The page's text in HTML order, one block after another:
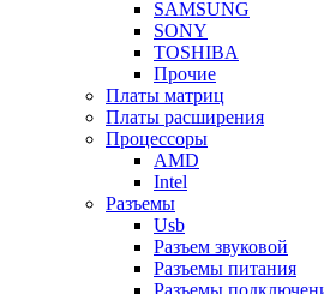
SAMSUNG
SONY
TOSHIBA
Прочие
Платы матриц
Платы расширения
Процессоры
AMD
Intel
Разъемы
Usb
Разъем звуковой
Разъемы питания
Разъемы